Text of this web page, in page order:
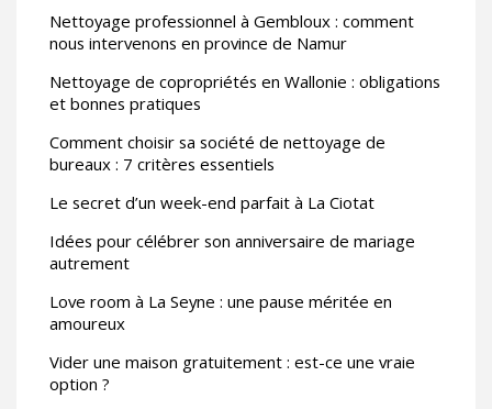
Nettoyage professionnel à Gembloux : comment
nous intervenons en province de Namur
Nettoyage de copropriétés en Wallonie : obligations
et bonnes pratiques
Comment choisir sa société de nettoyage de
bureaux : 7 critères essentiels
Le secret d’un week-end parfait à La Ciotat
Idées pour célébrer son anniversaire de mariage
autrement
Love room à La Seyne : une pause méritée en
amoureux
Vider une maison gratuitement : est-ce une vraie
option ?